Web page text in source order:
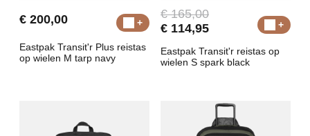
€ 200,00
Eastpak Transit'r Plus reistas
op wielen M tarp navy
€ 165,00
€ 114,95
Eastpak Transit'r reistas op
wielen S spark black